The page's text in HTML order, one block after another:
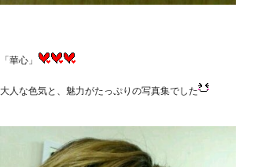
「華心」
大人な色気と、魅力がたっぷりの写真集でした